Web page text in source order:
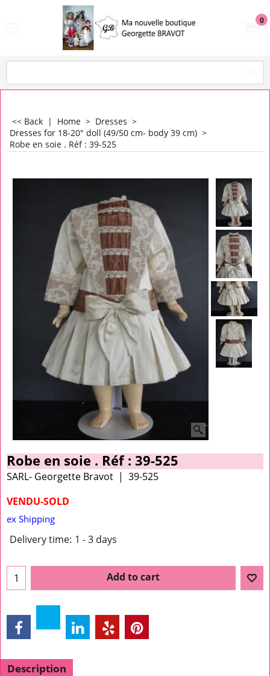
0
<< Back | Home > Dresses >
Dresses for 18-20" doll (49/50 cm- body 39 cm) >
Robe en soie . Réf : 39-525
Robe en soie . Réf : 39-525
SARL- Georgette Bravot
39-525
VENDU-SOLD
ex Shipping
Delivery time: 1 - 3 days
Add to cart
Description